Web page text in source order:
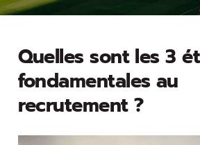
Quelles sont les 3
fondamentales au
recrutement ?